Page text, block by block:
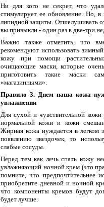
Ни для кого не секрет, что
стимулирует ее обновление. Но,
липидной защиты. Отшелушивать
вы привыкли - один раз в две-три
Важно также отметить, что
рекомендуют использовать
кожу при помощи
очищающие маски, которые
приготовить такие маски
«магазинными».
Правило 3. Днем наша кожа
увлажнении
Для сухой и чувствительной
нормальной кожи и кожи
Жирная кожа нуждается в легком
появлению звездочек, то
слабые сосуды.
Перед тем как лечь спать кожу
увлажняющий ночной крем (это
помните, что предпочтительнее
приобретите дневной и ночной
что компоненты кремов будут
будет лучше.